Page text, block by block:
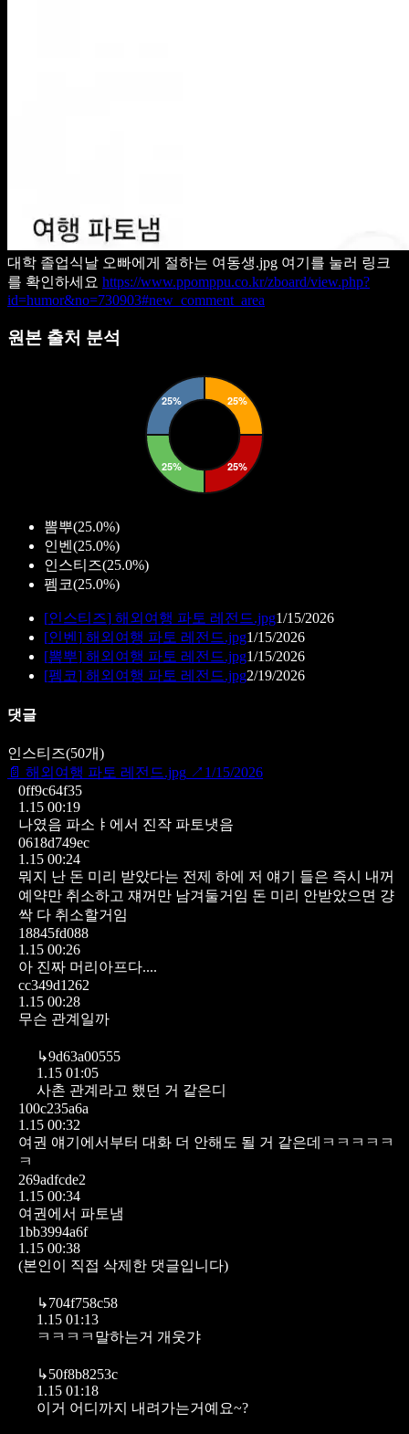
대학 졸업식날 오빠에게 절하는 여동생.jpg 여기를 눌러 링크
를 확인하세요 https://www.ppomppu.co.kr/zboard/view.php?
id=humor&no=730903#new_comment_area
원본 출처 분석
뽐뿌(25.0%)
인벤 (25.0%)
인스티즈(25.0%)
펨코(25.0%)
[인스티즈] 해외여행 파토 레전드.jpg1/15/2026
[인벤 ] 해외여행 파토 레전드.jpg1/15/2026
[뽐뿌] 해외여행 파토 레전드.jpg1/15/2026
[펨코] 해외여행 파토 레전드.jpg2/19/2026
댓글
인스티즈(50개)
📄 해외여행 파토 레전드.jpg ↗ 1/15/2026
0ff9c64f35
1.15 00:19
나였음 파소ㅑ에서 진작 파토냇음
0618d749ec
1.15 00:24
뭐지 난 돈 미리 받았다는 전제 하에 저 얘기 들은 즉시 내꺼
예약만 취소하고 쟤꺼만 남겨둘거임 돈 미리 안받았으면 걍
싹 다 취소할거임
18845fd088
1.15 00:26
아 진짜 머리아프다....
cc349d1262
1.15 00:28
무슨 관계일까
↳9d63a00555
1.15 01:05
사촌 관계라고 했던 거 같은디
100c235a6a
1.15 00:32
여권 얘기에서부터 대화 더 안해도 될 거 같은데ㅋㅋㅋㅋㅋ
ㅋ
269adfcde2
1.15 00:34
여권에서 파토냄
1bb3994a6f
1.15 00:38
(본인이 직접 삭제한 댓글입니다)
↳704f758c58
1.15 01:13
ㅋㅋㅋㅋ말하는거 개웃갸
↳50f8b8253c
1.15 01:18
이거 어디까지 내려가는거예요~?